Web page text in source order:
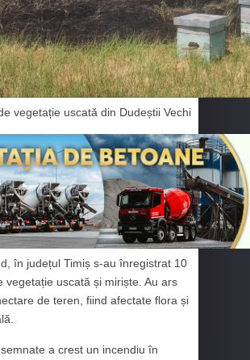
vegetație uscată din Dudeștii Vechi
în județul Timiș s-au înregistrat 10
vegetație uscată și miriște. Au ars
de teren, fiind afectate flora și
a crest un incendiu în